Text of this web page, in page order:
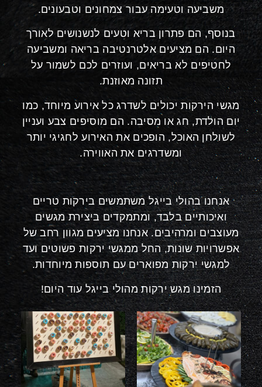
משביעה וטעימה עבור צמחונים וטבעונים.
בנוסף, הם פתרון בריא וטעים לנשנושים לאורך
היום. הם מציעים אלטרנטיבה בריאה ומשביעה
לחטיפים לא בריאים, ועוזרים לכם לשמור על
תזונה מאוזנת.
מגשי הירקות יכולים לשדרג כל אירוע מיוחד, כמו
יום הולדת, חג או מסיבה. הם מוסיפים צבע ועניין
לשולחן האוכל, הופכים את האירוע לחגיגי יותר
ומשדרגים את האווירה.
אנחנו בהולי בייגל משתמשים בירקות טריים
ואיכותיים בלבד, ומתמקדים ביצירת מגשים
מעוצבים ומרהיבים. אנחנו מציעים מגוון רחב של
אפשרויות שונות, החל ממגשי ירקות פשוטים ועד
למגשי ירקות מפוארים עם תוספות מיוחדות.
הזמינו מגש ירקות מהולי בייגל עוד היום!